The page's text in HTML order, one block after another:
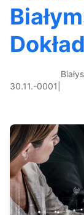
30.11.-0001